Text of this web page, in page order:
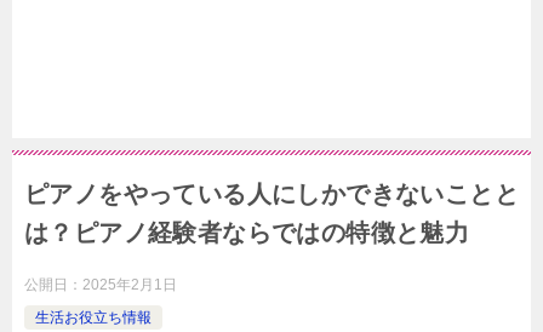
ピアノをやっている人にしかできないことと
は？ピアノ経験者ならではの特徴と魅力
公開日： 2025年2月1日
生活お役立ち情報